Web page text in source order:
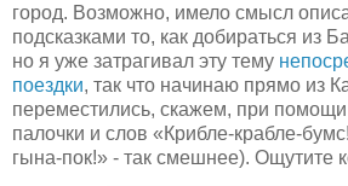
город. Возможно, имело смысл
подсказками то, как добираться из
но я уже затрагивал эту тему
поездки, так что начинаю прямо из
переместились, скажем, при
палочки и слов «Крибле-крабле-
гына-пок!» - так смешнее). Ощутите